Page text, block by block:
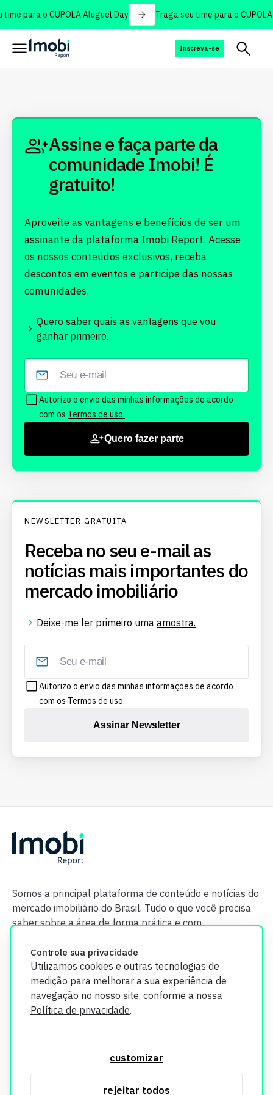
para o CUPOLA Aluguel Day Traga seu time para o CUPOLA
Inscreva-se
Controle sua privacidade
Utilizamos cookies e outras tecnologias de
medição para melhorar a sua experiência de
navegação no nosso site, conforme a nossa
Política de privacidade.
customizar
rejeitar todos
Assine e faça parte da
comunidade Imobi! É
gratuito!
Aproveite as vantagens e benefícios de ser um
assinante da plataforma Imobi Report. Acesse
os nossos conteúdos exclusivos, receba
descontos em eventos e participe das nossas
comunidades.
Quero saber quais as vantagens que vou
ganhar primeiro.
Autorizo o envio das minhas informações de acordo
com os Termos de uso.
Quero fazer parte
NEWSLETTER GRATUITA
Receba no seu e-mail as
notícias mais importantes do
mercado imobiliário
Deixe-me ler primeiro uma amostra.
Autorizo o envio das minhas informações de acordo
com os Termos de uso.
Assinar Newsletter
Somos a principal plataforma de conteúdo e notícias do
mercado imobiliário do Brasil. Tudo o que você precisa
saber sobre a área de forma prática e com
segurança. Todos os dados coletados em nosso site são
utilizados exclusivamente para fins de aprimoramento de
informações, consulte nossa Política de Privacidade.